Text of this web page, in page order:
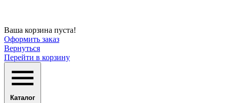
Ваша корзина пуста!
Оформить заказ
Вернуться
Перейти в корзину
Каталог